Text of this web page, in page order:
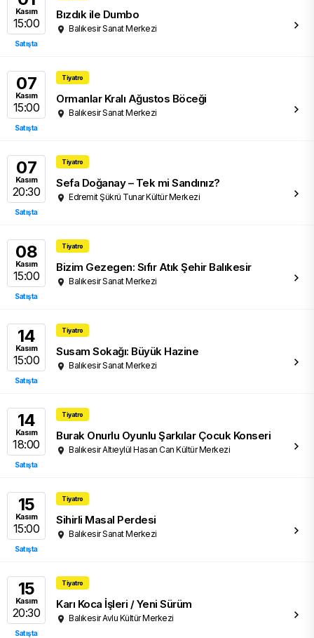
Kasım
15:00
Satışta
Bızdık ile Dumbo
Balıkesir Sanat Merkezi
07
Kasım
15:00
Satışta
Tiyatro
Ormanlar Kralı Ağustos Böceği
Balıkesir Sanat Merkezi
07
Kasım
20:30
Satışta
Tiyatro
Sefa Doğanay – Tek mi Sandınız?
Edremit Şükrü Tunar Kültür Merkezi
08
Kasım
15:00
Satışta
Tiyatro
Bizim Gezegen: Sıfır Atık Şehir Balıkesir
Balıkesir Sanat Merkezi
14
Kasım
15:00
Satışta
Tiyatro
Susam Sokağı: Büyük Hazine
Balıkesir Sanat Merkezi
14
Kasım
18:00
Satışta
Tiyatro
Burak Onurlu Oyunlu Şarkılar Çocuk Konseri
Balıkesir Altıeylül Hasan Can Kültür Merkezi
15
Kasım
15:00
Satışta
Tiyatro
Sihirli Masal Perdesi
Balıkesir Sanat Merkezi
15
Kasım
20:30
Satışta
Tiyatro
Karı Koca İşleri / Yeni Sürüm
Balıkesir Avlu Kültür Merkezi